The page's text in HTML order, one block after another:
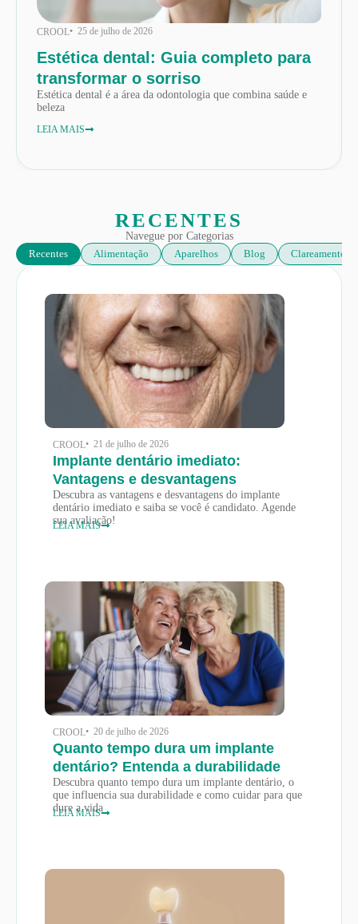
CROOL• 25 de julho de 2026
Estética dental: Guia completo para
transformar o sorriso
Estética dental é a área da odontologia que combina saúde e
beleza
LEIA MAIS
RECENTES
Navegue por Categorias
Alimentação
Aparelhos Blog Clareamento
Recentes
CROOL• 21 de julho de 2026
Implante dentário imediato:
Vantagens e desvantagens
Descubra as vantagens e desvantagens do implante
dentário imediato e saiba se você é candidato. Agende
sua avaliação!
LEIA MAIS
CROOL• 20 de julho de 2026
Quanto tempo dura um implante
dentário? Entenda a durabilidade
Descubra quanto tempo dura um implante dentário, o
que influencia sua durabilidade e como cuidar para que
dure a vida
LEIA MAIS